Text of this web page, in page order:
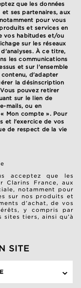
que les données
ses partenaires, aux
pour vous
et services en
vos habitudes et/ou
sur les réseaux
À ce titre,
les communications
et sur l'ensemble
d'adapter
la désinscription
pouvez retirer
sur le lien de
mails, ou en
Mon compte ». Pour
et l'exercice de vos
de respect de la vie
acceptez que les
Clarins France, aux
notamment pour
sur nos produits et
d’achat, de vos
y compris par
sites tiers, ainsi qu’à
SITE